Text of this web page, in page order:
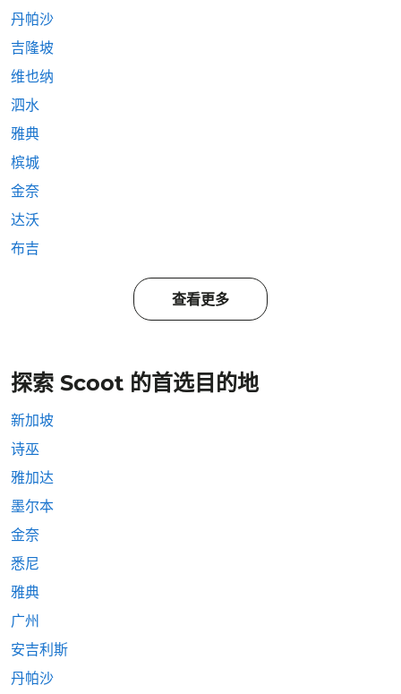
丹帕沙
吉隆坡
维也纳
泗水
雅典
槟城
金奈
达沃
布吉
查看更多
探索 Scoot 的首选目的地
新加坡
诗巫
雅加达
墨尔本
金奈
悉尼
雅典
广州
安吉利斯
丹帕沙